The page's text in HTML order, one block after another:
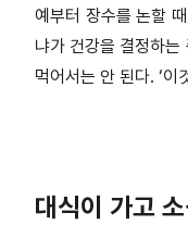
예부터 장수를 논할
냐가 건강을 결정하는
먹어서는 안 된다. ‘이
대식이 가고